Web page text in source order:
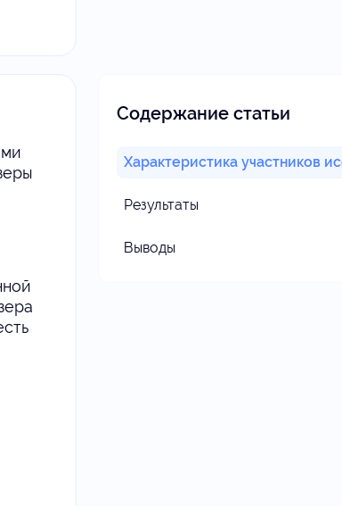
Содержание статьи
Характеристика участников
Результаты
Выводы